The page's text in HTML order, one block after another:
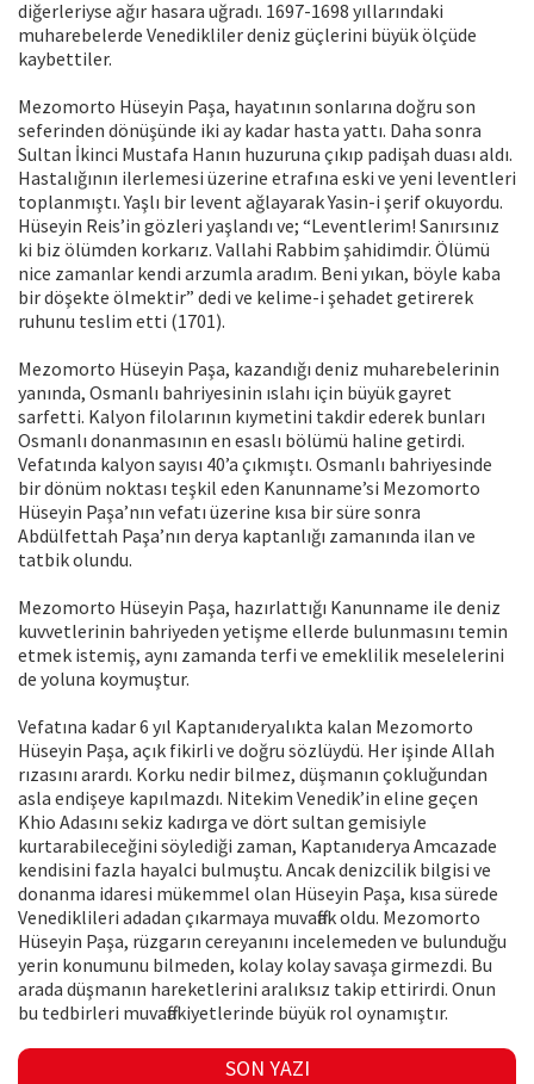
diğerleriyse ağır hasara uğradı. 1697-1698 yıllarındaki
muharebelerde Venedikliler deniz güçlerini büyük ölçüde
kaybettiler.
Mezomorto Hüseyin Paşa, hayatının sonlarına doğru son
seferinden dönüşünde iki ay kadar hasta yattı. Daha sonra
Sultan İkinci Mustafa Hanın huzuruna çıkıp padişah duası aldı.
Hastalığının ilerlemesi üzerine etrafına eski ve yeni leventleri
toplanmıştı. Yaşlı bir levent ağlayarak Yasin-i şerif okuyordu.
Hüseyin Reis’in gözleri yaşlandı ve; “Leventlerim! Sanırsınız
ki biz ölümden korkarız. Vallahi Rabbim şahidimdir. Ölümü
nice zamanlar kendi arzumla aradım. Beni yıkan, böyle kaba
bir döşekte ölmektir” dedi ve kelime-i şehadet getirerek
ruhunu teslim etti (1701).
Mezomorto Hüseyin Paşa, kazandığı deniz muharebelerinin
yanında, Osmanlı bahriyesinin ıslahı için büyük gayret
sarfetti. Kalyon filolarının kıymetini takdir ederek bunları
Osmanlı donanmasının en esaslı bölümü haline getirdi.
Vefatında kalyon sayısı 40’a çıkmıştı. Osmanlı bahriyesinde
bir dönüm noktası teşkil eden Kanunname’si Mezomorto
Hüseyin Paşa’nın vefatı üzerine kısa bir süre sonra
Abdülfettah Paşa’nın derya kaptanlığı zamanında ilan ve
tatbik olundu.
Mezomorto Hüseyin Paşa, hazırlattığı Kanunname ile deniz
kuvvetlerinin bahriyeden yetişme ellerde bulunmasını temin
etmek istemiş, aynı zamanda terfi ve emeklilik meselelerini
de yoluna koymuştur.
Vefatına kadar 6 yıl Kaptanıderyalıkta kalan Mezomorto
Hüseyin Paşa, açık fikirli ve doğru sözlüydü. Her işinde Allah
rızasını arardı. Korku nedir bilmez, düşmanın çokluğundan
asla endişeye kapılmazdı. Nitekim Venedik’in eline geçen
Khio Adasını sekiz kadırga ve dört sultan gemisiyle
kurtarabileceğini söylediği zaman, Kaptanıderya Amcazade
kendisini fazla hayalci bulmuştu. Ancak denizcilik bilgisi ve
donanma idaresi mükemmel olan Hüseyin Paşa, kısa sürede
Venediklileri adadan çıkarmaya muvaffak oldu. Mezomorto
Hüseyin Paşa, rüzgarın cereyanını incelemeden ve bulunduğu
yerin konumunu bilmeden, kolay kolay savaşa girmezdi. Bu
arada düşmanın hareketlerini aralıksız takip ettirirdi. Onun
bu tedbirleri muvaffakiyetlerinde büyük rol oynamıştır.
SON YAZI